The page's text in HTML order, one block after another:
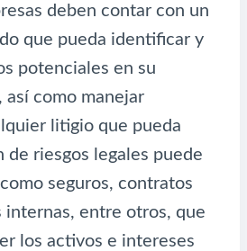
deben contar con un
que pueda identificar y
potenciales en su
así como manejar
litigio que pueda
de riesgos legales puede
seguros, contratos
internas, entre otros, que
los activos e intereses